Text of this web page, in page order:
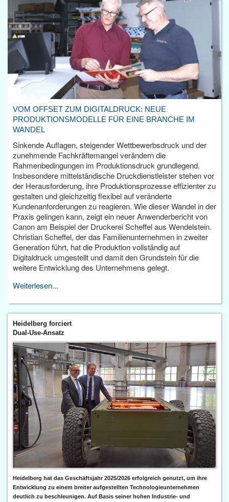
VOM OFFSET ZUM DIGITALDRUCK: NEUE
PRODUKTIONSMODELLE FÜR EINE BRANCHE IM
WANDEL
Sinkende Auflagen, steigender Wettbewerbsdruck und der
zunehmende Fachkräftemangel verändern die
Rahmenbedingungen im Produktionsdruck grundlegend.
Insbesondere mittelständische Druckdienstleister stehen vor
der Herausforderung, ihre Produktionsprozesse effizienter zu
gestalten und gleichzeitig flexibel auf veränderte
Kundenanforderungen zu reagieren. Wie dieser Wandel in der
Praxis gelingen kann, zeigt ein neuer Anwenderbericht von
Canon am Beispiel der Druckerei Scheffel aus Wendelstein.
Christian Scheffel, der das Familienunternehmen in zweiter
Generation führt, hat die Produktion vollständig auf
Digitaldruck umgestellt und damit den Grundstein für die
weitere Entwicklung des Unternehmens gelegt.
Weiterlesen...
Heidelberg forciert
Dual-Use-Ansatz
Heidelberg hat das Geschäftsjahr 2025/2026 erfolgreich genutzt, um ihre
Entwicklung zu einem breiter aufgestellten Technologieunternehmen
deutlich zu beschleunigen. Auf Basis seiner hohen Industrie- und